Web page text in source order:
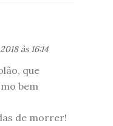
às 16:14
que
bem
de morrer!